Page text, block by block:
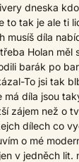
dneska
to tak je ale ti
musíš díla
Holan měl
barák po
To jsi tak
má díla jsou
zájem než o
dílech co
o mé
v jedněch lit.